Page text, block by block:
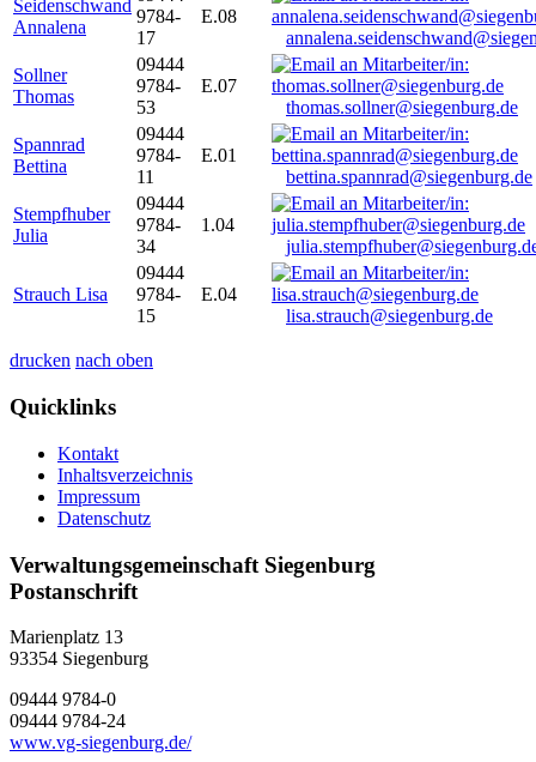
Seidenschwand
Annalena
9784-
17
E.08
Sollner
Thomas
09444
9784-
53
E.07
thomas.sollner@siegenburg.de
Spannrad
Bettina
09444
9784-
11
E.01
bettina.spannrad@siegenburg.de
Stempfhuber
Julia
09444
9784-
34
1.04
Strauch Lisa
09444
9784-
15
E.04
lisa.strauch@siegenburg.de
drucken nach oben
Quicklinks
Kontakt
Inhaltsverzeichnis
Impressum
Datenschutz
Verwaltungsgemeinschaft Siegenburg
Postanschrift
Marienplatz 13
93354 Siegenburg
09444 9784-0
09444 9784-24
www.vg-siegenburg.de/